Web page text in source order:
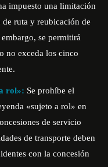
impuesto una limitación
ruta y reubicación de
se permitirá
no exceda los cinco
rol»: Se prohíbe el
«sujeto a rol» en
de servicio
de transporte deben
con la concesión